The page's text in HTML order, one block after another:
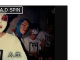
いました。第19回
賞、着々と準備中で
から生配信！みうらじ
SPIN